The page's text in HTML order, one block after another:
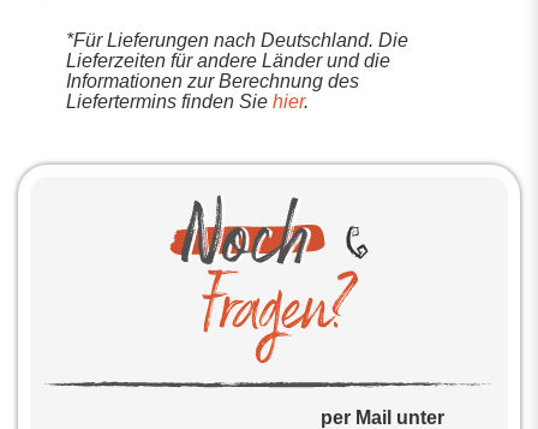
*Für Lieferungen nach Deutschland. Die
Lieferzeiten für andere Länder und die
Informationen zur Berechnung des
Liefertermins finden Sie hier.
per Mail unter